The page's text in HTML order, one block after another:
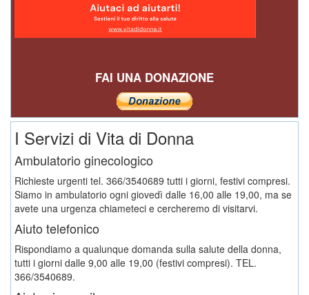
FAI UNA DONAZIONE
I Servizi di Vita di Donna
Ambulatorio ginecologico
Richieste urgenti tel. 366/3540689 tutti i giorni, festivi compresi.
Siamo in ambulatorio ogni giovedì dalle 16,00 alle 19,00, ma se
avete una urgenza chiameteci e cercheremo di visitarvi.
Aiuto telefonico
Rispondiamo a qualunque domanda sulla salute della donna,
tutti i giorni dalle 9,00 alle 19,00 (festivi compresi). TEL.
366/3540689.